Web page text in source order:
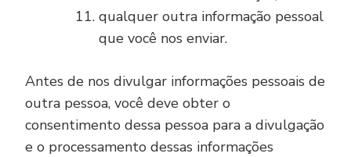
qualquer outra informação pessoal
que você nos enviar.
Antes de nos divulgar informações pessoais de
outra pessoa, você deve obter o
consentimento dessa pessoa para a divulgação
e o processamento dessas informações